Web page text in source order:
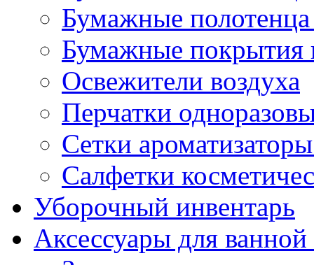
Бумажные полотенца
Бумажные покрытия
Освежители воздуха
Перчатки
Сетки
Салфетки
Уборочный инвентарь
Аксессуары для